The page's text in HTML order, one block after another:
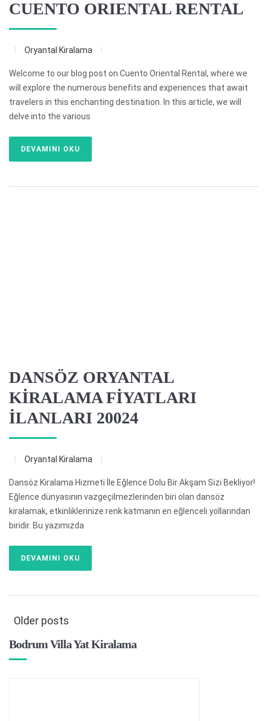
CUENTO ORIENTAL RENTAL
Oryantal Kiralama
Welcome to our blog post on Cuento Oriental Rental, where we
will explore the numerous benefits and experiences that await
travelers in this enchanting destination. In this article, we will
delve into the various
DEVAMINI OKU
DANSÖZ ORYANTAL
KİRALAMA FİYATLARI
İLANLARI 20024
Oryantal Kiralama
Dansöz Kiralama Hizmeti İle Eğlence Dolu Bir Akşam Sizi Bekliyor!
Eğlence dünyasının vazgeçilmezlerinden biri olan dansöz
kiralamak, etkinliklerinize renk katmanın en eğlenceli yollarından
biridir. Bu yazımızda
DEVAMINI OKU
Older posts
Bodrum Villa Yat Kiralama